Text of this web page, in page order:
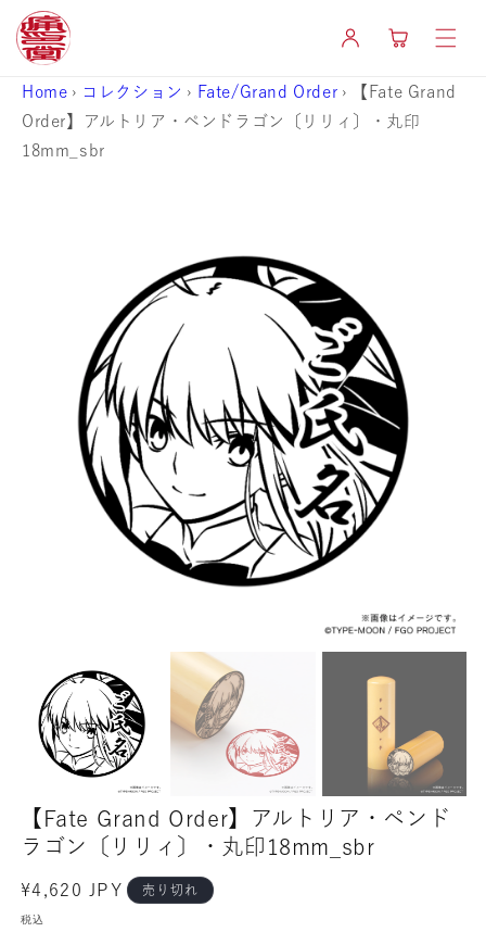
ンツに
進む
イ
ー
Home › コレクション › Fate/Grand Order ›
【Fate Grand
Order】アルトリア・ペンドラゴン〔リリィ〕・丸印
18mm_sbr
【Fate Grand Order】アルトリア・ペンド
ラゴン〔リリィ〕・丸印18mm_sbr
通
常
¥4,620 JPY 売り切れ
税込